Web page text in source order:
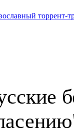
торрент-